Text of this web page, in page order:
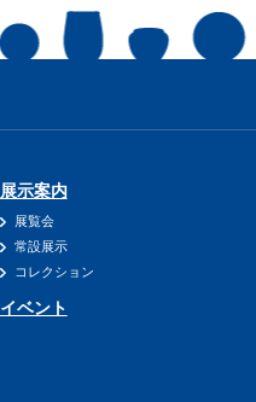
展示案内
展覧会
常設展示
コレクション
イベント